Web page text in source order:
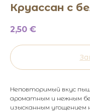
Круассан с
2,50 €
Неповторимый вкус
ароматным и нежным
изысканным угощением